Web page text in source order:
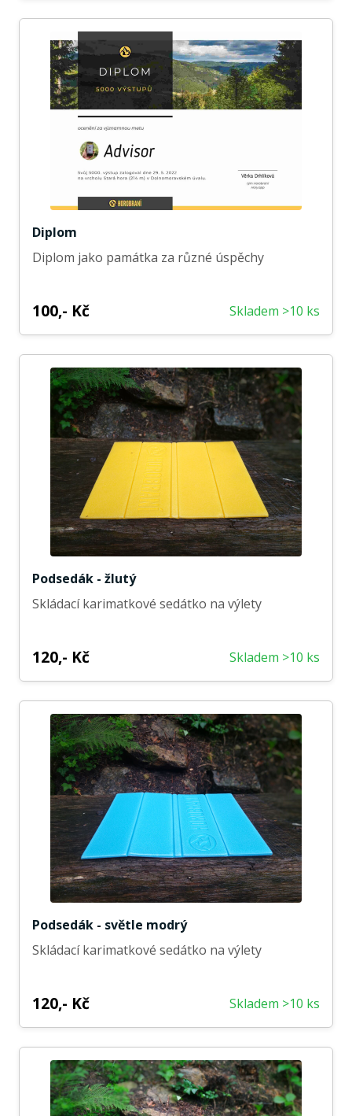
Diplom
Diplom jako památka za různé úspěchy
100,- Kč Skladem >10 ks
Podsedák - žlutý
Skládací karimatkové sedátko na výlety
120,- Kč Skladem >10 ks
Podsedák - světle modrý
Skládací karimatkové sedátko na výlety
120,- Kč Skladem >10 ks